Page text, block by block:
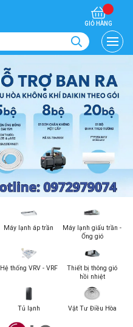
GIỎ HÀNG
Máy lạnh áp trần
Máy lạnh giấu trần -
Ống gió
Hệ thống VRV - VRF
Thiết bị thông gió
hồi nhiệt
Tủ lạnh Vật Tư Điều Hòa